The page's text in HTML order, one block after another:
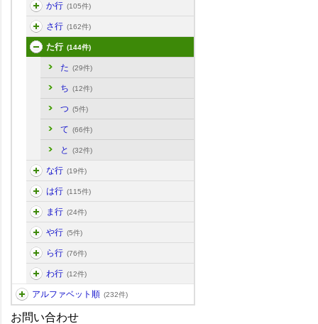
か行 (105件)
さ行 (162件)
た行 (144件)
た (29件)
ち (12件)
つ (5件)
て (66件)
と (32件)
な行 (19件)
は行 (115件)
ま行 (24件)
や行 (5件)
ら行 (76件)
わ行 (12件)
アルファベット順 (232件)
お問い合わせ